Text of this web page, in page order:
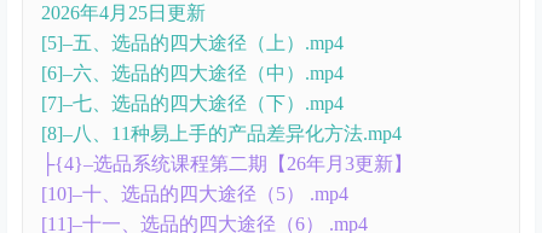
打法【2025.12.29】 .mp4
[17]–十七、进阶型广告打法：海王打法 + 递增打法 +
AISN矩阵打【2025.12.31】 .mp4
[18]–十八、亚马逊专题课程-如何分析竞品流量结构
【2026.01.07】 .mp4
[19]–十九、产品推广SOP表格&亚马逊运营每日、每
周、每月工作内容【2026.01.08】 .mp4